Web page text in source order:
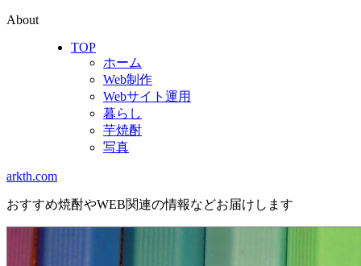
About
TOP
ホーム
Web制作
Webサイト運用
暮らし
芋焼酎
写真
arkth.com
おすすめ焼酎やWEB関連の情報などお届けします